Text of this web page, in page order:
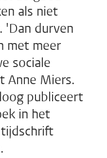
als niet
'Dan durven
met meer
sociale
Anne Miers.
publiceert
in het